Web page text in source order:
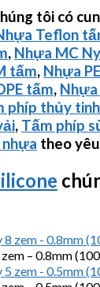
tôi có
Teflon
, Nhựa MC
tấm, Nhựa
tấm, Nhựa
phíp thủy tinh
, Tấm phíp
nhựa theo
– 0.8mm